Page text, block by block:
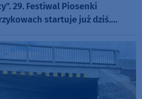
29. Festiwal Piosenki
startuje już dziś.